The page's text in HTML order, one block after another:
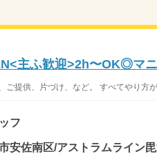
主ふ歓迎>2h〜OK◎マ
ご提供、片づけ、など。 すべてやり方
フ
安佐南区/アストラムライン毘